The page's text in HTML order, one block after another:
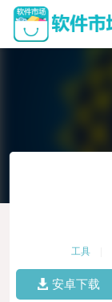
工具
安卓下载